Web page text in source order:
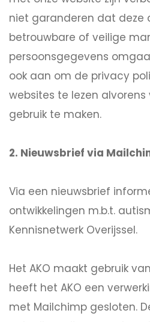
niet garanderen dat deze
betrouwbare of veilige
persoonsgegevens
ook aan om de privacy
websites te lezen
gebruik te maken.
2. Nieuwsbrief via
Via een nieuwsbrief
ontwikkelingen m.b.t.
Kennisnetwerk Overijssel.
Het AKO maakt gebruik
heeft het AKO een
met Mailchimp gesloten.